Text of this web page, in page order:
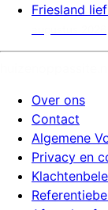
Friesland
Over ons
Contact
Algemene
Privacy en